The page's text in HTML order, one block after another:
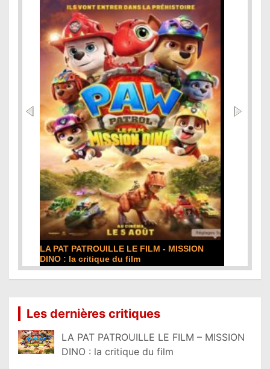
DE LA COMÉDIE-FRANÇAISE : la critique du
film
Les dernières critiques
LA PAT PATROUILLE LE FILM – MISSION
DINO : la critique du film